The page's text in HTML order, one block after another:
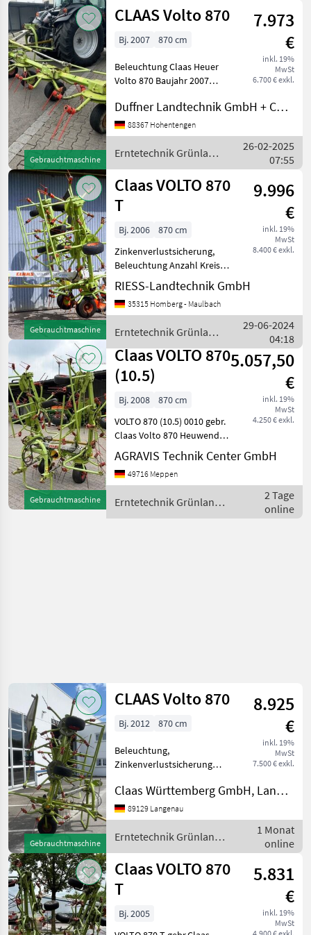
Gebrauchtmaschine
CLAAS Volto 870
7.973
€
inkl. 19%
MwSt
6.700 € exkl.
Bj. 2007 870 cm
Beleuchtung Claas Heuer
Volto 870 Baujahr 2007
Kreisel
Synchronaushebung
Erntetechnik Grünland
Kreiselheuer
Duffner Landtechnik GmbH + Co KG
88367 Hohentengen
Erntetechnik Grünland
/ Claas
26-02-2025
07:55
Gebrauchtmaschine
Claas VOLTO 870
T
9.996
€
inkl. 19%
MwSt
8.400 € exkl.
Bj. 2006
870 cm
Zinkenverlustsicherung,
Beleuchtung Anzahl Kreisel:
8, Gezogen, integrierte
Grenzstreueinrichtung,
Hydraulische Klappung,
Gelenkwelle
RIESS-Landtechnik GmbH
35315 Homberg - Maulbach
Erntetechnik Grünland
/ Claas
29-06-2024
04:18
Gebrauchtmaschine
Claas VOLTO 870
(10.5)
5.057,50
€
inkl. 19%
MwSt
4.250 € exkl.
Bj. 2008
870 cm
VOLTO 870 (10.5) 0010 gebr.
Claas Volto 870 Heuwender
0020 Dreipunktanbau,
Gelenkwelle, 0030
Eingangsdrehzahl 540
klappbar, 0050 8 Kreisel, j
AGRAVIS Technik Center GmbH
49716 Meppen
Erntetechnik Grünland /
Claas
2 Tage
online
Gebrauchtmaschine
CLAAS Volto 870
8.925
€
inkl. 19%
MwSt
7.500 € exkl.
Bj. 2012 870 cm
Beleuchtung,
Zinkenverlustsicherung
verkaufen. Gerne können
Sie zu einer Besichtigung /
Probelauf vorbeikommen.
Ausstattung : mechanisches
Claas Württemberg GmbH, Langenau
89129 Langenau
Erntetechnik Grünland
/ Claas
1 Monat
online
Claas VOLTO 870
T
5.831
€
inkl. 19%
MwSt
Bj. 2005